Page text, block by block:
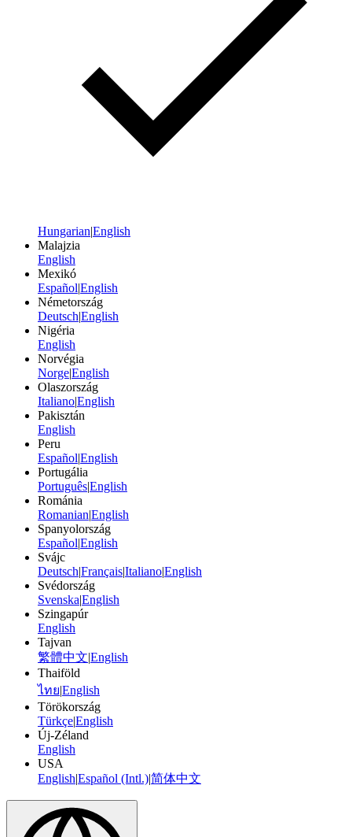
Hungarian|English
Malajzia
English
Mexikó
Español|English
Németország
Deutsch|English
Nigéria
English
Norvégia
Norge|English
Olaszország
Italiano|English
Pakisztán
English
Peru
Español|English
Portugália
Português|English
Románia
Romanian|English
Spanyolország
Español|English
Svájc
Deutsch|Français|Italiano|English
Svédország
Svenska|English
Szingapúr
English
Tajvan
繁體中文|English
Thaiföld
ไทย|English
Törökország
Türkçe|English
Új-Zéland
English
USA
English|Español (Intl.)|简体中文